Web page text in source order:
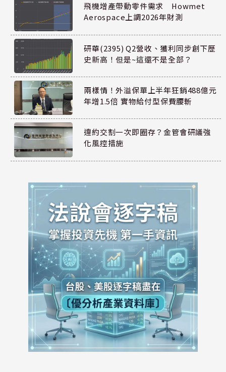
飛機增產帶動零件需求 Howmet
Aerospace上調2026年財測
研華(2395) Q2營收、獲利同步創下歷
史新高！但是~這還不是全部？
兩樣情！外溢保單上半年狂銷488億元
年增1.5倍 實物給付型保費腰斬
違約交割一次即圈存？金管會研議強
化風控措施